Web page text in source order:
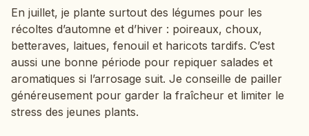
En juillet, je plante surtout des légumes pour les
récoltes d’automne et d’hiver : poireaux, choux,
betteraves, laitues, fenouil et haricots tardifs. C’est
aussi une bonne période pour repiquer salades et
aromatiques si l’arrosage suit. Je conseille de pailler
généreusement pour garder la fraîcheur et limiter le
stress des jeunes plants.